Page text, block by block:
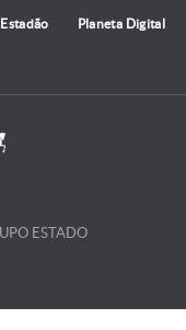
Planeta Digital
ESTADO